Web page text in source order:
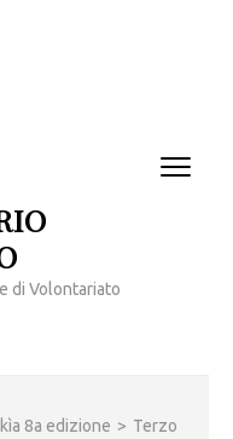
di Volontariato
8a edizione > Terzo